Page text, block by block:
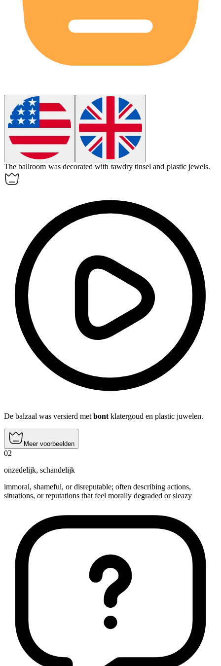
The ballroom was decorated with tawdry tinsel and plastic jewels.
De balzaal was versierd met bont klatergoud en plastic juwelen.
Meer voorbeelden
02
onzedelijk, schandelijk
immoral, shameful, or disreputable; often describing actions,
situations, or reputations that feel morally degraded or sleazy